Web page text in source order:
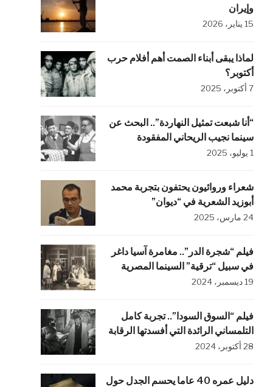
وإيران
15 يناير، 2026
لماذا يبقى أبناء الصمت أهم أفلام حرب
أكتوبر؟
7 أكتوبر، 2025
“أنا شبعت تمثيل النهاردة”.. البحث عن
سينما نجيب الريحاني المفقودة
1 يوليو، 2025
شعراء وروائيون يحتفون بتجربة محمد
أبوزيد الشعرية في “ديوان”
24 مارس، 2025
فيلم “شجرة الدر”.. مغامرة آسيا داغر
في سبيل “ترقية” السينما المصرية
19 ديسمبر، 2024
فيلم “السوق السودا”.. تجربة كامل
التلمساني الرائدة التي أفسدتها الرقابة
28 أكتوبر، 2024
دليل عمره 40 عاما يحسم الجدل حول